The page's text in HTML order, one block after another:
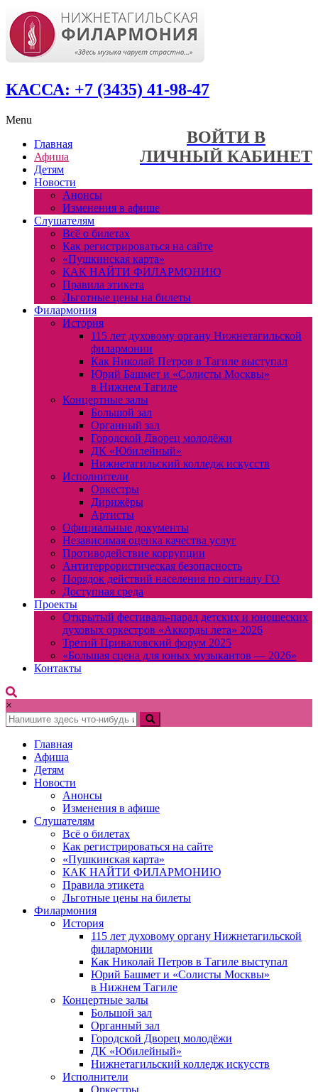
КАССА: +7 (3435) 41-98-47
ВОЙТИ В
ЛИЧНЫЙ КАБИНЕТ
Menu
Главная
Афиша
Детям
Новости
Анонсы
Изменения в афише
Слушателям
Всё о билетах
Как регистрироваться на сайте
«Пушкинская карта»
КАК НАЙТИ ФИЛАРМОНИЮ
Правила этикета
Льготные цены на билеты
Филармония
История
115 лет духовому органу Нижнетагильской
филармонии
Как Николай Петров в Тагиле выступал
Юрий Башмет и «Солисты Москвы»
в Нижнем Тагиле
Концертные залы
Большой зал
Органный зал
Городской Дворец молодёжи
ДК «Юбилейный»
Нижнетагильский колледж искусств
Исполнители
Оркестры
Дирижёры
Артисты
Официальные документы
Независимая оценка качества услуг
Противодействие коррупции
Антитеррористическая безопасность
Порядок действий населения по сигналу ГО
Доступная среда
Проекты
Открытый фестиваль-парад детских и юношеских
духовых оркестров «Аккорды лета» 2026
Третий Приваловский форум 2025
«Большая сцена для юных музыкантов — 2026»
Контакты
×
Главная
Афиша
Детям
Новости
Анонсы
Изменения в афише
Слушателям
Всё о билетах
Как регистрироваться на сайте
«Пушкинская карта»
КАК НАЙТИ ФИЛАРМОНИЮ
Правила этикета
Льготные цены на билеты
Филармония
История
115 лет духовому органу Нижнетагильской
филармонии
Как Николай Петров в Тагиле выступал
Юрий Башмет и «Солисты Москвы»
в Нижнем Тагиле
Концертные залы
Большой зал
Органный зал
Городской Дворец молодёжи
ДК «Юбилейный»
Нижнетагильский колледж искусств
Исполнители